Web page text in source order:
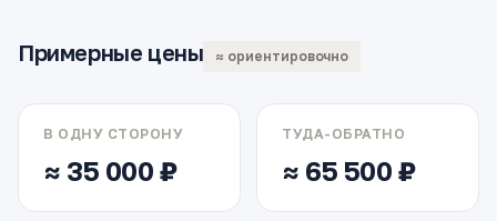
Примерные цены ≈ ориентировочно
В ОДНУ СТОРОНУ
≈ 35 000 ₽
ТУДА-ОБРАТНО
≈ 65 500 ₽